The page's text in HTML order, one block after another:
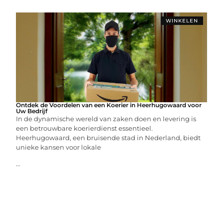
WINKELEN
Ontdek de Voordelen van een Koerier in Heerhugowaard voor
Uw Bedrijf
In de dynamische wereld van zaken doen en levering is
een betrouwbare koerierdienst essentieel.
Heerhugowaard, een bruisende stad in Nederland, biedt
unieke kansen voor lokale
...